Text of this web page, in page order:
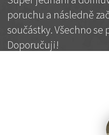
poruchu a následně
součástky. Všechno se
Doporučuji!